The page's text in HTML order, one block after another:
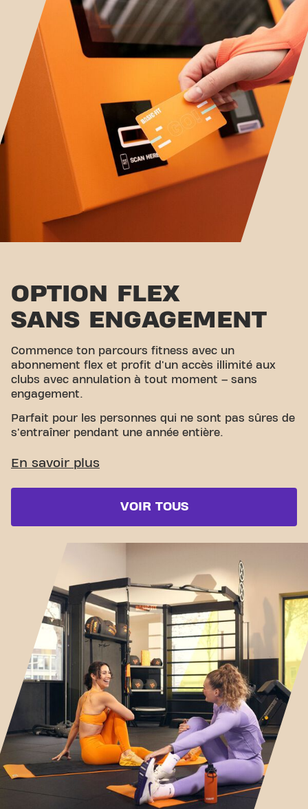
OPTION FLEX
SANS ENGAGEMENT
Commence ton parcours fitness avec un
abonnement flex et profit d'un accès illimité aux
clubs avec annulation à tout moment – sans
engagement.
Parfait pour les personnes qui ne sont pas sûres de
s'entraîner pendant une année entière.
VOIR TOUS